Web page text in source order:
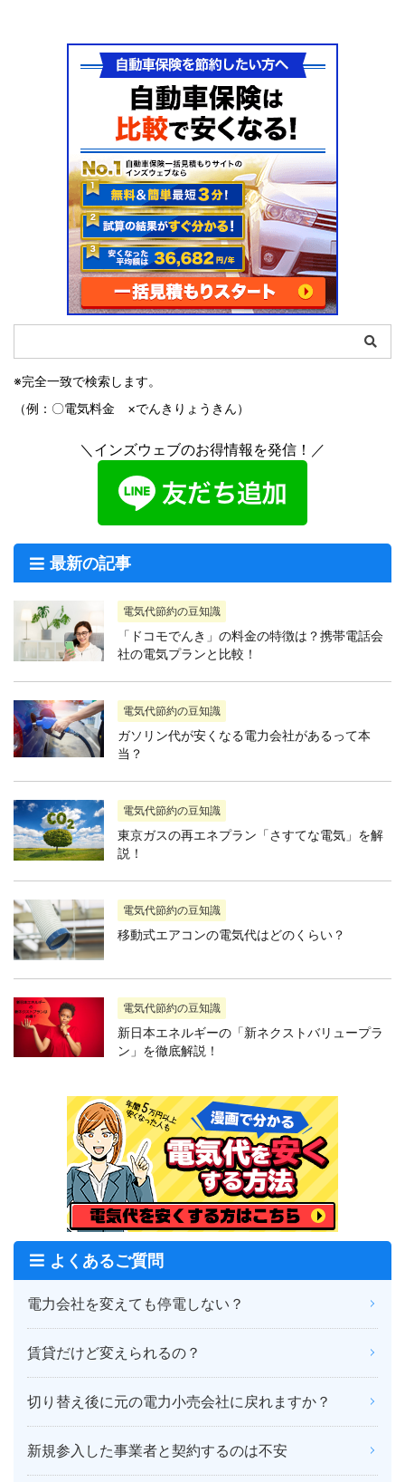
※完全一致で検索します。
（例：〇電気料金 ×でんきりょうきん）
＼インズウェブのお得情報を発信！／
最新の記事
電気代節約の豆知識
「ドコモでんき」の料金の特徴は？携帯電話会
社の電気プランと比較！
電気代節約の豆知識
ガソリン代が安くなる電力会社があるって本
当？
電気代節約の豆知識
東京ガスの再エネプラン「さすてな電気」を解
説！
電気代節約の豆知識
移動式エアコンの電気代はどのくらい？
電気代節約の豆知識
新日本エネルギーの「新ネクストバリュープラ
ン」を徹底解説！
よくあるご質問
電力会社を変えても停電しない？
賃貸だけど変えられるの？
切り替え後に元の電力小売会社に戻れますか？
新規参入した事業者と契約するのは不安